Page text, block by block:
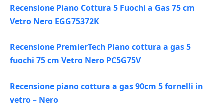
Recensione Piano Cottura 5 Fuochi a Gas 75 cm
Vetro Nero EGG75372K
Recensione PremierTech Piano cottura a gas 5
fuochi 75 cm Vetro Nero PC5G75V
Recensione piano cottura a gas 90cm 5 fornelli in
vetro – Nero